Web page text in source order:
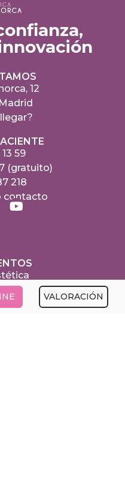
12
59
(gratuito)
218
contacto
VALORACIÓN